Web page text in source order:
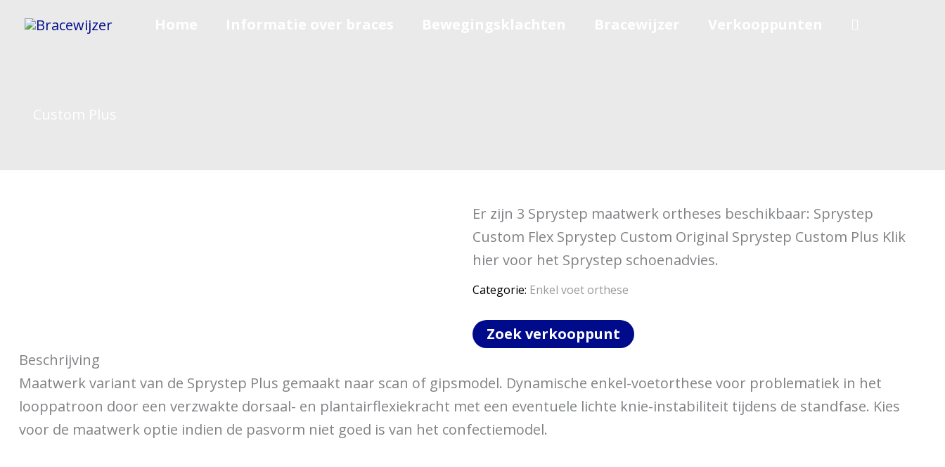
naar
Er zijn 3 Sprystep maatwerk ortheses beschikbaar: Sprystep
Custom Flex Sprystep Custom Original Sprystep Custom Plus Klik
hier voor het Sprystep schoenadvies.
Categorie: Enkel voet orthese
Zoek verkooppunt
Beschrijving
Maatwerk variant van de Sprystep Plus gemaakt naar scan of gipsmodel. Dynamische enkel-voetorthese voor problematiek in het
looppatroon door een verzwakte dorsaal- en plantairflexiekracht met een eventuele lichte knie-instabiliteit tijdens de standfase. Kies
voor de maatwerk optie indien de pasvorm niet goed is van het confectiemodel.